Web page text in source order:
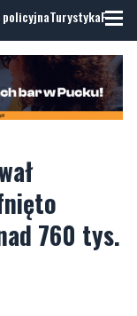
Turystyka
760 tys.